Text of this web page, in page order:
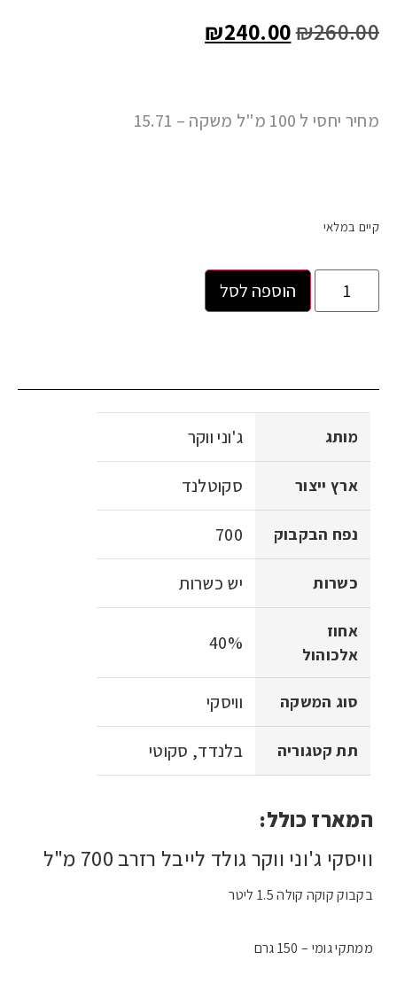
₪260.00
₪240.00
מחיר יחסי ל 100 מ"ל משקה – 15.71
קיים במלאי
הוספה לסל
מותג ג'וני ווקר
ארץ ייצור סקוטלנד
נפח הבקבוק 700
כשרות יש כשרות
אחוז
אלכוהול
40%
סוג המשקה וויסקי
תת קטגוריה בלנדד, סקוטי
המארז כולל:
וויסקי ג'וני ווקר גולד לייבל רזרב 700 מ"ל
בקבוק קוקה קולה 1.5 ליטר
ממתקי גומי – 150 גרם